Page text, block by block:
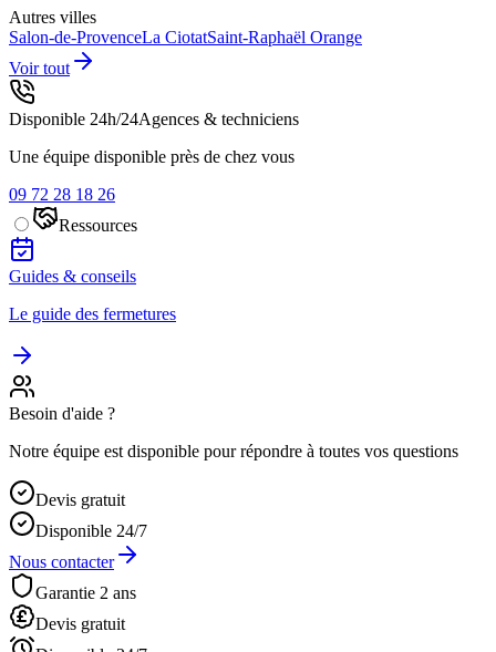
Autres villes
Salon-de-ProvenceLa CiotatSaint-Raphaël Orange
Voir tout
Disponible 24h/24Agences & techniciens
Une équipe disponible près de chez vous
09 72 28 18 26
Ressources
Guides & conseils
Le guide des fermetures
Besoin d'aide ?
Notre équipe est disponible pour répondre à toutes vos questions
Devis gratuit
Disponible 24/7
Nous contacter
Garantie 2 ans
Devis gratuit